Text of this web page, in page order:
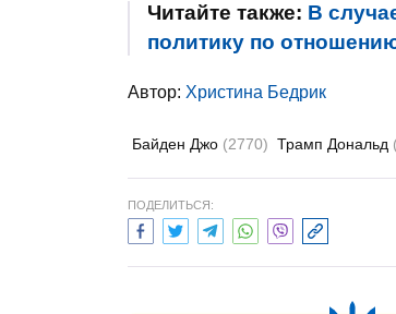
Читайте также: В
политику по
Автор: Христина Бедрик
Байден Джо (2770) Трамп Дональд
ПОДЕЛИТЬСЯ: